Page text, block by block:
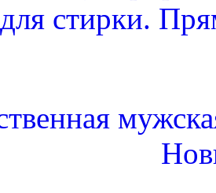
стирки.